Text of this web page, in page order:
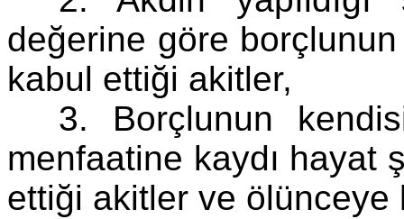
değerine göre
kabul ettiği akitler,
3. Borçlunun
menfaatine kaydı hayat
ettiği akitler ve